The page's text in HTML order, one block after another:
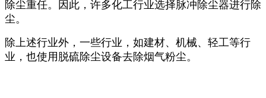
除尘重任。因此，许多化工行业选择脉冲除尘器进行除
尘。
除上述行业外，一些行业，如建材、机械、轻工等行
业，也使用脱硫除尘设备去除烟气粉尘。